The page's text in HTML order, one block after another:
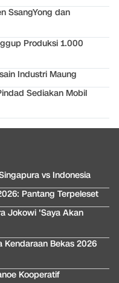
SsangYong dan
Produksi 1.000
Industri Maung
Sediakan Mobil
vs Indonesia
Pantang Terpeleset
Jokowi 'Saya Akan
Kendaraan Bekas 2026
Kooperatif